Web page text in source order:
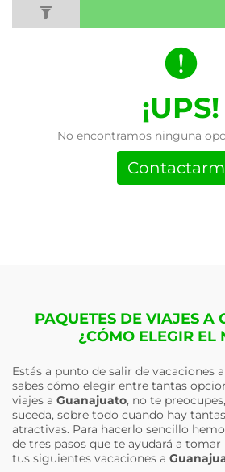
¡UPS!
No encontramos ninguna
PAQUETES DE VIAJES A
¿CÓMO ELEGIR EL
Estás a punto de salir de vacaciones a
sabes cómo elegir entre tantas
viajes a Guanajuato, no te
suceda, sobre todo cuando hay
atractivas. Para hacerlo sencillo
de tres pasos que te ayudará a
tus siguientes vacaciones a